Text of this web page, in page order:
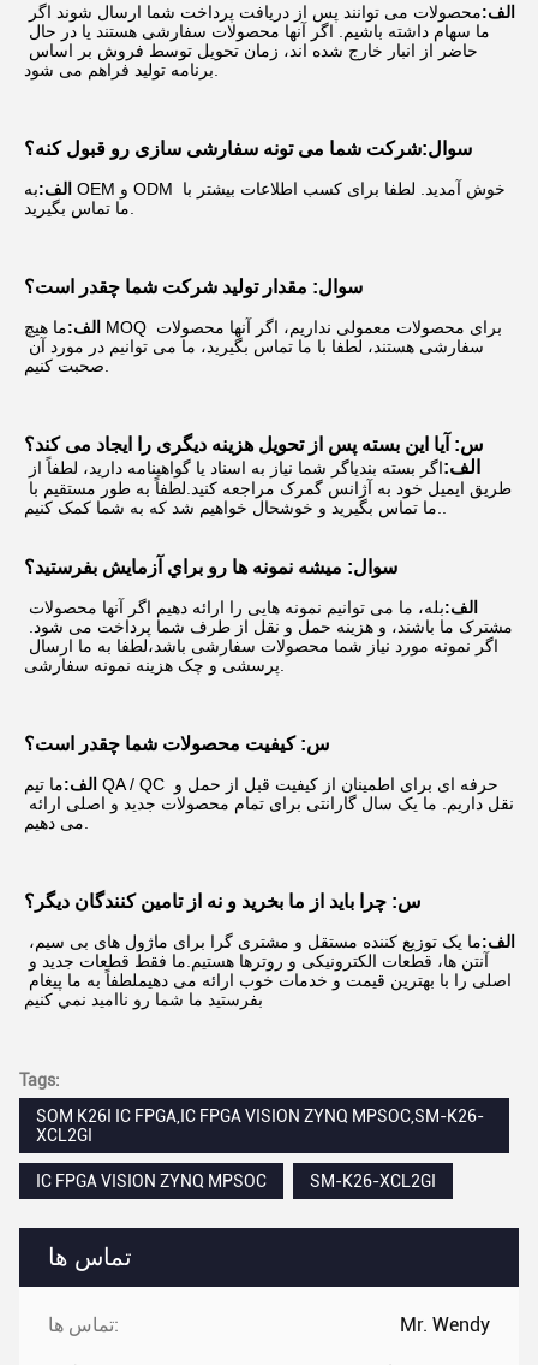
تماس ها
تماس ها: Mr. Wendy
الف:
سوال:شرکت شما می تونه سفارشی سازی رو قبول کنه؟
الف:به OEM و ODM خوش آمدید. لطفا برای کسب اطلاعات بیشتر با
سوال: مقدار تولید شرکت شما چقدر است؟
الف:ما هیچ MOQ برای محصولات معمولی نداریم، اگر آنها محصولات
س: آیا این بسته پس از تحویل هزینه دیگری را ایجاد می کند؟
الف:اگر بسته بندی
سوال: ميشه نمونه ها رو براي آزمايش بفرستيد؟
الف:
س: کیفیت محصولات شما چقدر است؟
الف:ما تیم QA / QC حرفه ای برای اطمینان از کیفیت قبل از حمل و
س: چرا باید از ما بخرید و نه از تامین کنندگان دیگر؟
الف:
بفرستيد ما شما رو نااميد نمي کنيم
Tags:
SOM K26I IC FPGA,IC FPGA VISION ZYNQ MPSOC,SM-K26-
XCL2GI
IC FPGA VISION ZYNQ MPSOC SM-K26-XCL2GI